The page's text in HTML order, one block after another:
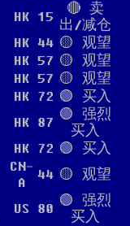
HK 15
🔴 卖
出/减仓
HK 44 🟡 观望
HK 57 🟡 观望
HK 57 🟡 观望
HK 72 🟢 买入
HK 87 🟢 强烈
买入
HK 72 🟢 买入
CN-
A
44 🟡 观望
US 80 🟢 强烈
买入